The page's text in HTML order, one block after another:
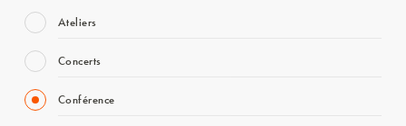
Ateliers
Concerts
Conférence